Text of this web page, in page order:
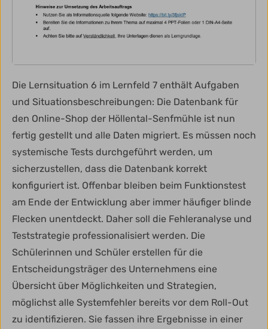
Die Lernsituation 6 im Lernfeld 7 enthält Aufgaben
und Situationsbeschreibungen: Die Datenbank für
den Online-Shop der Höllental-Senfmühle ist nun
fertig gestellt und alle Daten migriert. Es müssen noch
systemische Tests durchgeführt werden, um
sicherzustellen, dass die Datenbank korrekt
konfiguriert ist. Offenbar bleiben beim Funktionstest
am Ende der Entwicklung aber immer häufiger blinde
Flecken unentdeckt. Daher soll die Fehleranalyse und
Teststrategie professionalisiert werden. Die
Schülerinnen und Schüler erstellen für die
Entscheidungsträger des Unternehmens eine
Übersicht über Möglichkeiten und Strategien,
möglichst alle Systemfehler bereits vor dem Roll-Out
zu identifizieren. Sie fassen ihre Ergebnisse in einer